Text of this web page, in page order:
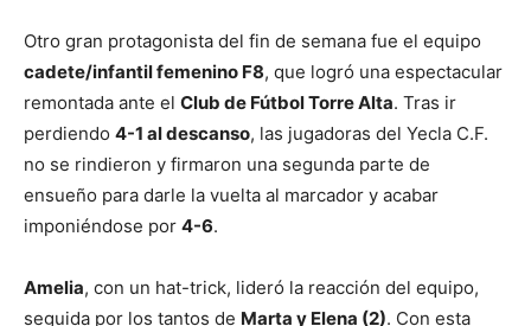
Otro gran protagonista del fin de semana fue el equipo
cadete/infantil femenino F8, que logró una espectacular
remontada ante el Club de Fútbol Torre Alta. Tras ir
perdiendo 4-1 al descanso, las jugadoras del Yecla C.F.
no se rindieron y firmaron una segunda parte de
ensueño para darle la vuelta al marcador y acabar
imponiéndose por 4-6.
Amelia, con un hat-trick, lideró la reacción del equipo,
seguida por los tantos de Marta y Elena (2). Con esta